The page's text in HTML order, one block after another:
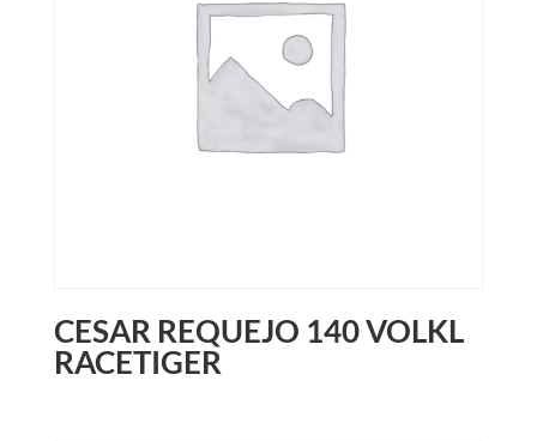
CESAR REQUEJO 140 VOLKL
RACETIGER